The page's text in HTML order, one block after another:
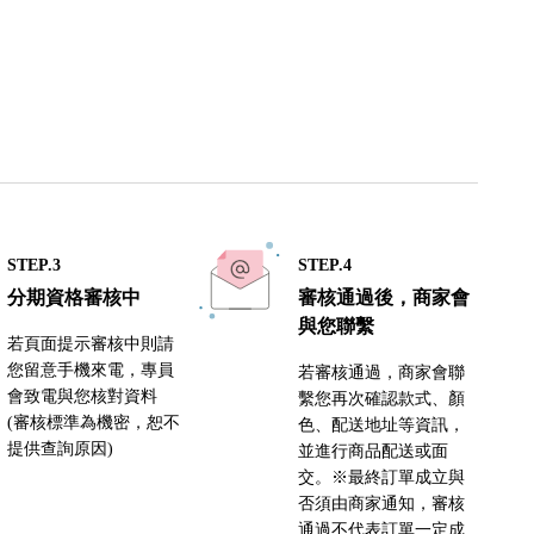
STEP.3
分期資格審核中
若頁面提示審核中則請
您留意手機來電，專員
會致電與您核對資料
(審核標準為機密，恕不
提供查詢原因)
STEP.4
審核通過後，商家會
與您聯繫
若審核通過，商家會聯
繫您再次確認款式、顏
色、配送地址等資訊，
並進行商品配送或面
交。※最終訂單成立與
否須由商家通知，審核
通過不代表訂單一定成